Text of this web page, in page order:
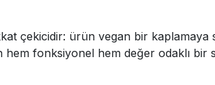
çekicidir: ürün vegan bir
hem fonksiyonel hem değer odaklı bir